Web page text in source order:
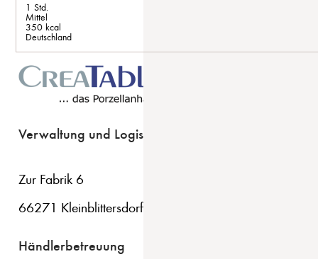
1 Std.
Mittel
350 kcal
Deutschland
Verwaltung und Logistik
Zur Fabrik 6
66271 Kleinblittersdorf
Händlerbetreuung